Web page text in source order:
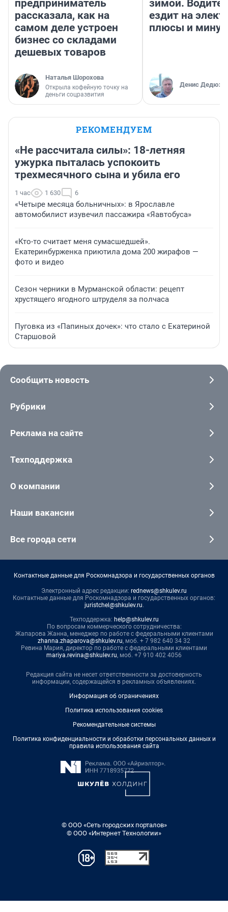
предприниматель
рассказала, как на
самом деле устроен
бизнес со складами
дешевых товаров
Наталья Шорохова
Открыла кофейную точку на
деньги соцразвития
зимой.
ездит на
плюсы и
Денис
РЕКОМЕНДУЕМ
«Не рассчитала силы»: 18-летняя
ужурка пыталась успокоить
трехмесячного сына и убила его
1 час 1 630 6
«Четыре месяца больничных»: в Ярославле
автомобилист изувечил пассажира «Яавтобуса»
«Кто-то считает меня сумасшедшей».
Екатеринбурженка приютила дома 200 жирафов —
фото и видео
Сезон черники в Мурманской области: рецепт
хрустящего ягодного штруделя за полчаса
Пуговка из «Папиных дочек»: что стало с Екатериной
Старшовой
Сообщить новость
Рубрики
Реклама на сайте
Техподдержка
О компании
Наши вакансии
Все города сети
Контактные данные для Роскомнадзора и государственных органов
Электронный адрес редакции: rednews@shkulev.ru
Контактные данные для Роскомнадзора и государственных органов:
juristchel@shkulev.ru.
Техподдержка: help@shkulev.ru
По вопросам коммерческого сотрудничества:
Жапарова Жанна, менеджер по работе с федеральными клиентами
zhanna.zhaparova@shkulev.ru, моб. + 7 982 640 34 32
Ревина Мария, директор по работе с федеральными клиентами
mariya.revina@shkulev.ru, моб. +7 910 402 4056
Редакция сайта не несет ответственности за достоверность
информации, содержащейся в рекламных объявлениях.
Информация об ограничениях
Политика использования cookies
Рекомендательные системы
Политика конфиденциальности и обработки персональных данных и
правила использования сайта
© ООО «Сеть городских порталов»
© ООО «Интернет Технологии»